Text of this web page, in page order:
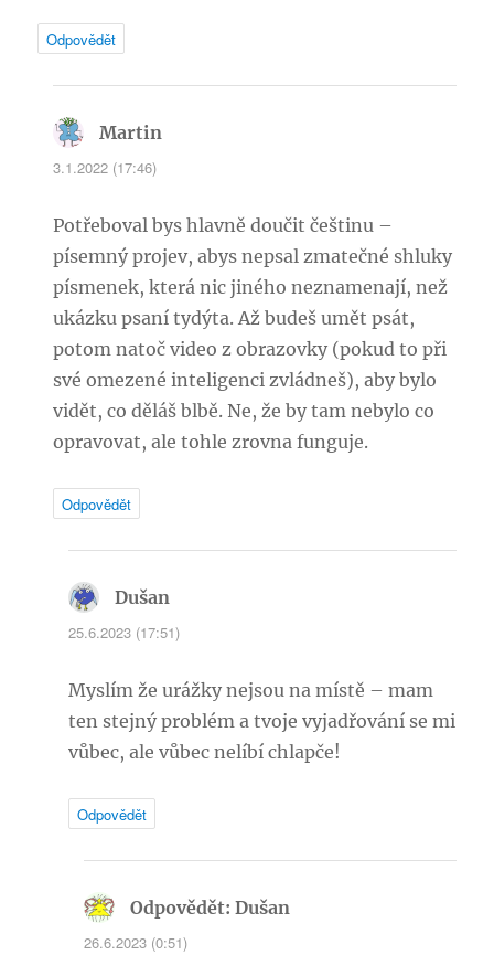
Odpovědět
Martin
3.1.2022 (17:46)
Potřeboval bys hlavně doučit češtinu –
písemný projev, abys nepsal zmatečné shluky
písmenek, která nic jiného neznamenají, než
ukázku psaní tydýta. Až budeš umět psát,
potom natoč video z obrazovky (pokud to při
své omezené inteligenci zvládneš), aby bylo
vidět, co děláš blbě. Ne, že by tam nebylo co
opravovat, ale tohle zrovna funguje.
Odpovědět
Dušan
25.6.2023 (17:51)
Myslím že urážky nejsou na místě – mam
ten stejný problém a tvoje vyjadřování se mi
vůbec, ale vůbec nelíbí chlapče!
Odpovědět
Odpovědět: Dušan
26.6.2023 (0:51)